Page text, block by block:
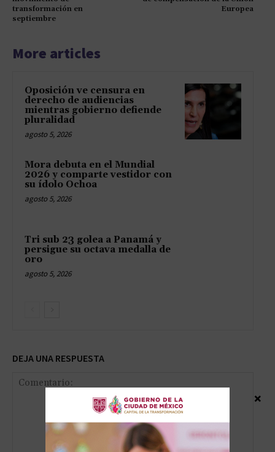
transformación en
septiembre
Europea
More articles
Oposición ve censura en
derecho de audiencias
mientras gobierno defiende
pluralidad
agosto 5, 2026
Mora debuta en el Mundial
2026 y comparte vestidor con
su ídolo Ochoa
agosto 5, 2026
Tri sub 23 golea a Panamá y
persigue su octava medalla de
oro
agosto 5, 2026
DEJA UNA RESPUESTA
×